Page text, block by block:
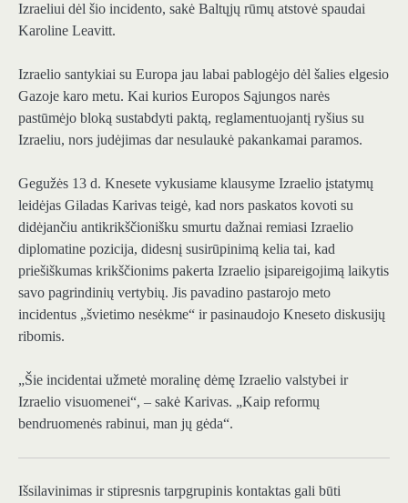
Izraeliui dėl šio incidento, sakė Baltųjų rūmų atstovė spaudai
Karoline Leavitt.
Izraelio santykiai su Europa jau labai pablogėjo dėl šalies elgesio
Gazoje karo metu. Kai kurios Europos Sąjungos narės
pastūmėjo bloką sustabdyti paktą, reglamentuojantį ryšius su
Izraeliu, nors judėjimas dar nesulaukė pakankamai paramos.
Gegužės 13 d. Knesete vykusiame klausyme Izraelio įstatymų
leidėjas Giladas Karivas teigė, kad nors paskatos kovoti su
didėjančiu antikrikščionišku smurtu dažnai remiasi Izraelio
diplomatine pozicija, didesnį susirūpinimą kelia tai, kad
priešiškumas krikščionims pakerta Izraelio įsipareigojimą laikytis
savo pagrindinių vertybių. Jis pavadino pastarojo meto
incidentus „švietimo nesėkme“ ir pasinaudojo Kneseto diskusijų
ribomis.
„Šie incidentai užmetė moralinę dėmę Izraelio valstybei ir
Izraelio visuomenei“, – sakė Karivas. „Kaip reformų
bendruomenės rabinui, man jų gėda“.
Išsilavinimas ir stipresnis tarpgrupinis kontaktas gali būti